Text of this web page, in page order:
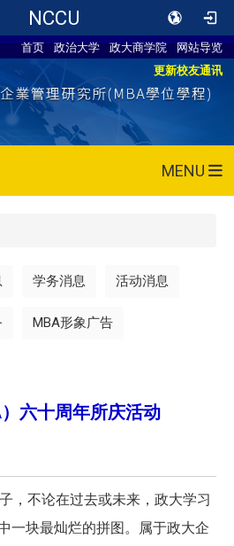
NCCU
首页 政治大学 政大商学院
网站导览
更新校友通讯
MENU
学务消息 活动消息
MBA形象广告
六十周年所庆活动
，不论在过去或未来，政大学习
一块最灿烂的拼图。属于政大企